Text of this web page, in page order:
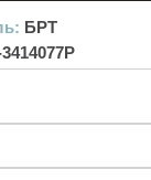
БРТ